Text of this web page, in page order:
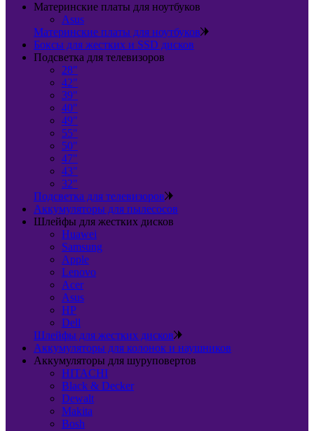
Материнские платы для ноутбуков
Asus
Материнские платы для ноутбуков
Боксы для жестких и SSD дисков
Подсветка для телевизоров
28"
42"
39"
40"
49"
55"
50"
47"
43"
32"
Подсветка для телевизоров
Аккумуляторы для пылесосов
Шлейфы для жестких дисков
Huawei
Samsung
Apple
Lenovo
Acer
Asus
HP
Dell
Шлейфы для жестких дисков
Аккумуляторы для колонок и наушников
Аккумуляторы для шуруповертов
HITACHI
Black & Decker
Dewalt
Makita
Bosh